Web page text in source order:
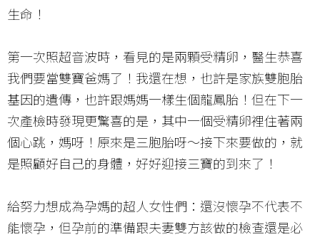
生命！
第一次照超音波時，看見的是兩顆受精卵，醫生恭喜
我們要當雙寶爸媽了！我還在想，也許是家族雙胞胎
基因的遺傳，也許跟媽媽一樣生個龍鳳胎！但在下一
次產檢時發現更驚喜的是，其中一個受精卵裡住著兩
個心跳，媽呀！原來是三胞胎呀～接下來要做的，就
是照顧好自己的身體，好好迎接三寶的到來了！
給努力想成為孕媽的超人女性們：還沒懷孕不代表不
能懷孕，但孕前的準備跟夫妻雙方該做的檢查還是必